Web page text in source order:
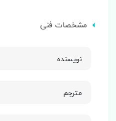
مشخصات فنی
نویسنده
مترجم